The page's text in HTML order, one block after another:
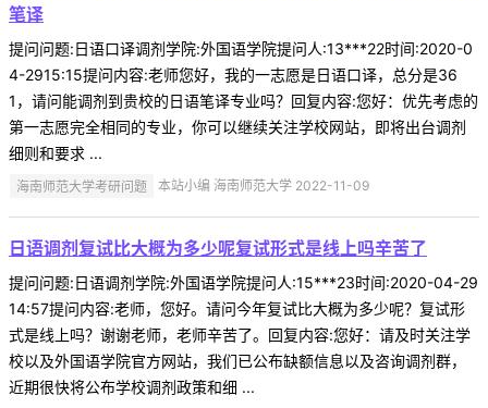
笔译
提问问题:日语口译调剂学院:外国语学院提问人:13***22时间:2020-0
4-2915:15提问内容:老师您好，我的一志愿是日语口译，总分是36
1，请问能调剂到贵校的日语笔译专业吗？回复内容:您好：优先考虑的
第一志愿完全相同的专业，你可以继续关注学校网站，即将出台调剂
细则和要求 ...
海南师范大学考研问题 本站小编 海南师范大学 2022-11-09
日语调剂复试比大概为多少呢复试形式是线上吗辛苦了
提问问题:日语调剂学院:外国语学院提问人:15***23时间:2020-04-29
14:57提问内容:老师，您好。请问今年复试比大概为多少呢？复试形
式是线上吗？谢谢老师，老师辛苦了。回复内容:您好：请及时关注学
校以及外国语学院官方网站，我们已公布缺额信息以及咨询调剂群，
近期很快将公布学校调剂政策和细 ...